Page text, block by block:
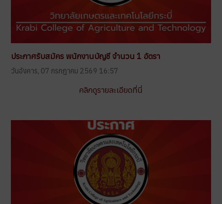
ประกาศรับสมัคร พนักงานบัญชี จำนวน 1 อัตรา
วันอังคาร, 07 กรกฎาคม 2569 16:57
คลิกดูรายละเอียดที่นี่